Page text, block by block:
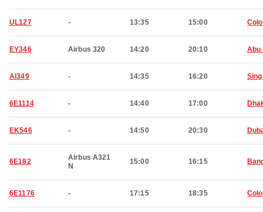
UL127 - 13:35 15:00
EY346 Airbus 320 14:20 20:10 Abu
AI349 - 14:35 16:20
6E1114 - 14:40 17:00
EK546 - 14:50 20:30
6E182
Airbus A321
N
15:00 16:15
6E1176 - 17:15 18:35